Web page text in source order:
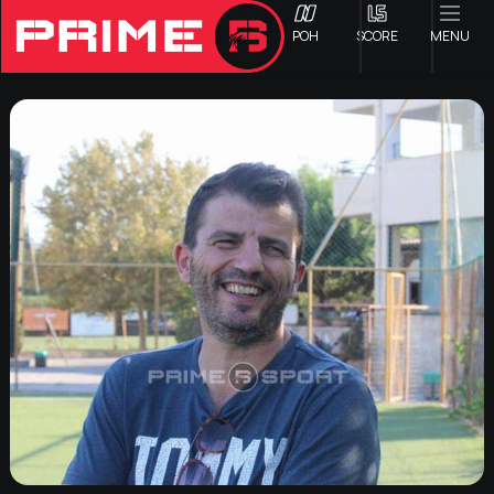
ΡΟΗ SCORE MENU
ΟΦΗ
Γ ΕΘΝΙΚΗ
Α1 ΕΠΣΗ
Α2 ΕΠΣΗ
Β1 ΕΠΣΗ
Β2 ΕΠΣΗ